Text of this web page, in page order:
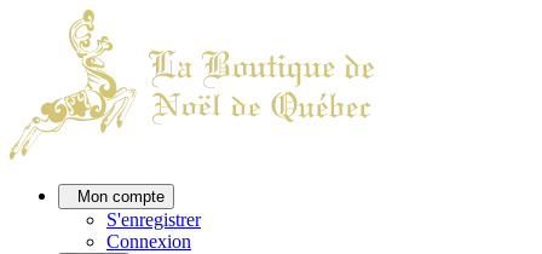
Mon compte
S'enregistrer
Connexion